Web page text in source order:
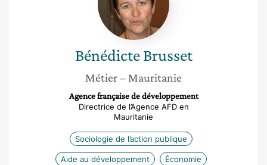
Bénédicte Brusset
Métier– Mauritanie
Agence française de développement
Directrice de l’Agence AFD en
Mauritanie
Sociologie de l’action publique
Aide au développement Économie